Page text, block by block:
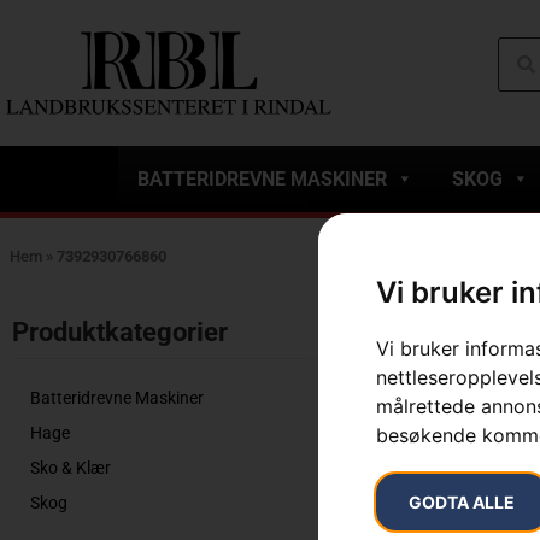
Vi bruker
Vi bruker
målrettede
besøkende
GODTA ALLE
BATTERIDREVNE MASKINER SKOG
Hem » 7392930766860
Produktkategorier​
Batteridrevne Maskiner
Hage
Sko & Klær
Skog